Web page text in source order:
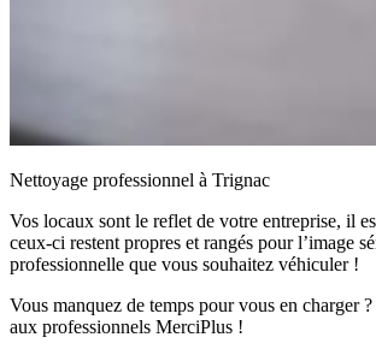
Nettoyage professionnel à Trignac
Vos locaux sont le reflet de votre entreprise, il
ceux-ci restent propres et rangés pour l’image
professionnelle que vous souhaitez véhiculer !
Vous manquez de temps pour vous en charger
aux professionnels MerciPlus !